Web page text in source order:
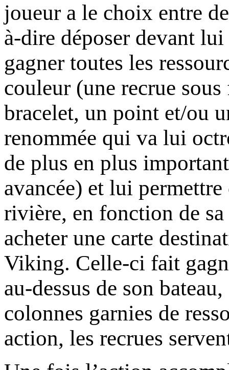
joueur a le choix entre
à-dire déposer devant
gagner toutes les
couleur (une recrue
bracelet, un point et/ou
renommée qui va lui
de plus en plus
avancée) et lui
rivière, en fonction de
acheter une carte
Viking. Celle-ci fait
au-dessus de son
colonnes garnies de
action, les recrues